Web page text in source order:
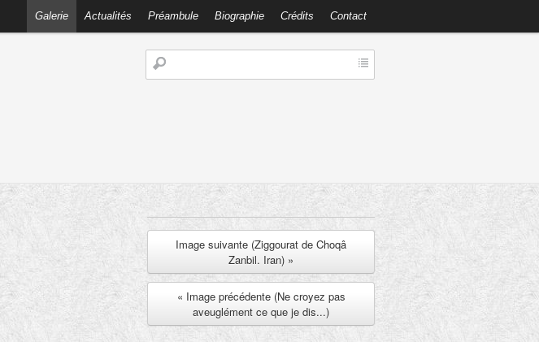
Galerie Actualités Préambule Biographie Crédits Contact
Image suivante (Ziggourat de Choqâ
Zanbil. Iran) »
« Image précédente (Ne croyez pas
aveuglément ce que je dis...)